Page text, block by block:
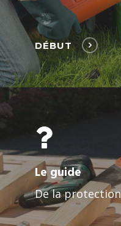
DÉBUT
Le guide
De la protection